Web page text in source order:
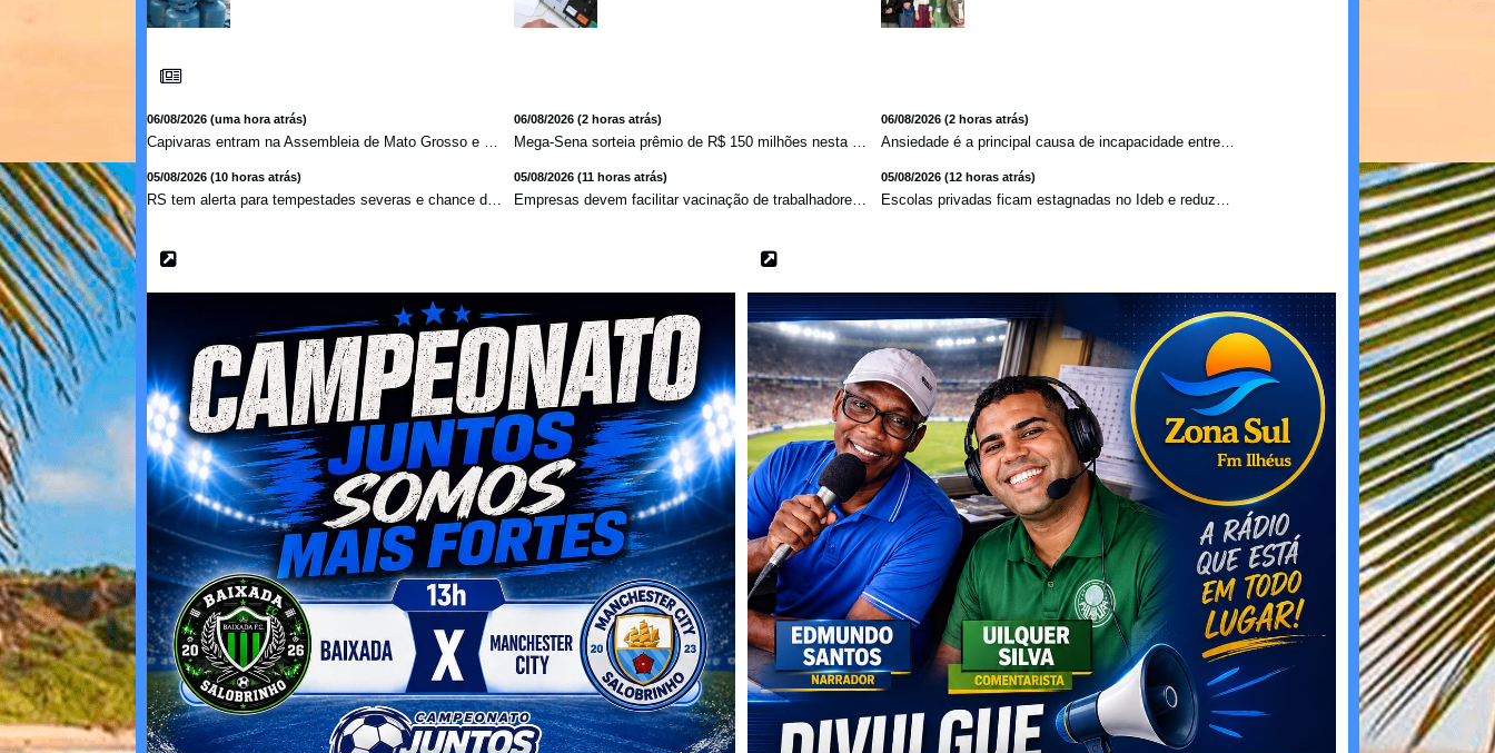
06/08/2026 (uma hora atrás) 06/08/2026 (2 horas atrás) 06/08/2026 (2 horas atrás)
05/08/2026 (10 horas atrás) 05/08/2026 (11 horas atrás) 05/08/2026 (12 horas atrás)